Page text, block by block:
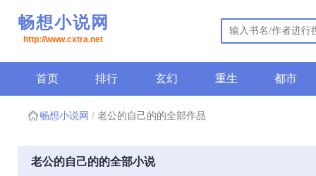
畅想小说网
http://www.cxtra.net
首页 排行 玄幻 重生 都市
畅想小说网 老公的自己的的全部作品
老公的自己的的全部小说